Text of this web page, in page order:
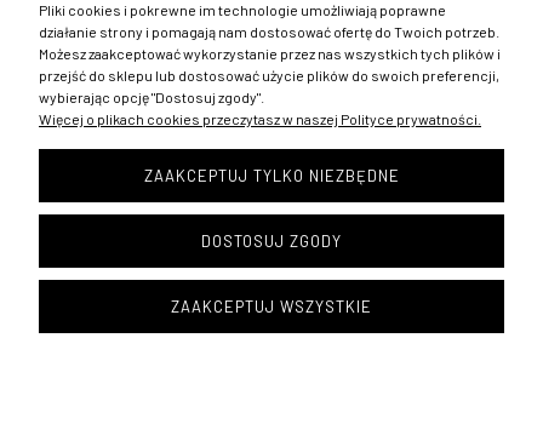
Zakupy
Pomoc
Moje konto
Pliki cookies i pokrewne im technologie umożliwiają poprawne
działanie strony i pomagają nam dostosować ofertę do Twoich potrzeb.
Możesz zaakceptować wykorzystanie przez nas wszystkich tych plików i
przejść do sklepu lub dostosować użycie plików do swoich preferencji,
wybierając opcję "Dostosuj zgody".
Więcej o plikach cookies przeczytasz w naszej Polityce prywatności.
ZAAKCEPTUJ TYLKO NIEZBĘDNE
DOSTOSUJ ZGODY
ZAAKCEPTUJ WSZYSTKIE